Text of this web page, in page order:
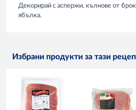
Декорирай с аспержи, кълнове от
ябълка.
Избрани продукти за тази